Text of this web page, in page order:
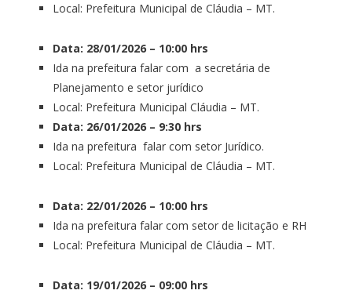
Local: Prefeitura Municipal de Cláudia – MT.
Data: 28/01/2026 – 10:00 hrs
Ida na prefeitura falar com a secretária de
Planejamento e setor jurídico
Local: Prefeitura Municipal Cláudia – MT.
Data: 26/01/2026 – 9:30 hrs
Ida na prefeitura falar com setor Jurídico.
Local: Prefeitura Municipal de Cláudia – MT.
Data: 22/01/2026 – 10:00 hrs
Ida na prefeitura falar com setor de licitação e RH
Local: Prefeitura Municipal de Cláudia – MT.
Data: 19/01/2026 – 09:00 hrs